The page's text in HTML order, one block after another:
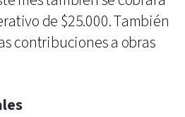
de $25.000. También
contribuciones a obras